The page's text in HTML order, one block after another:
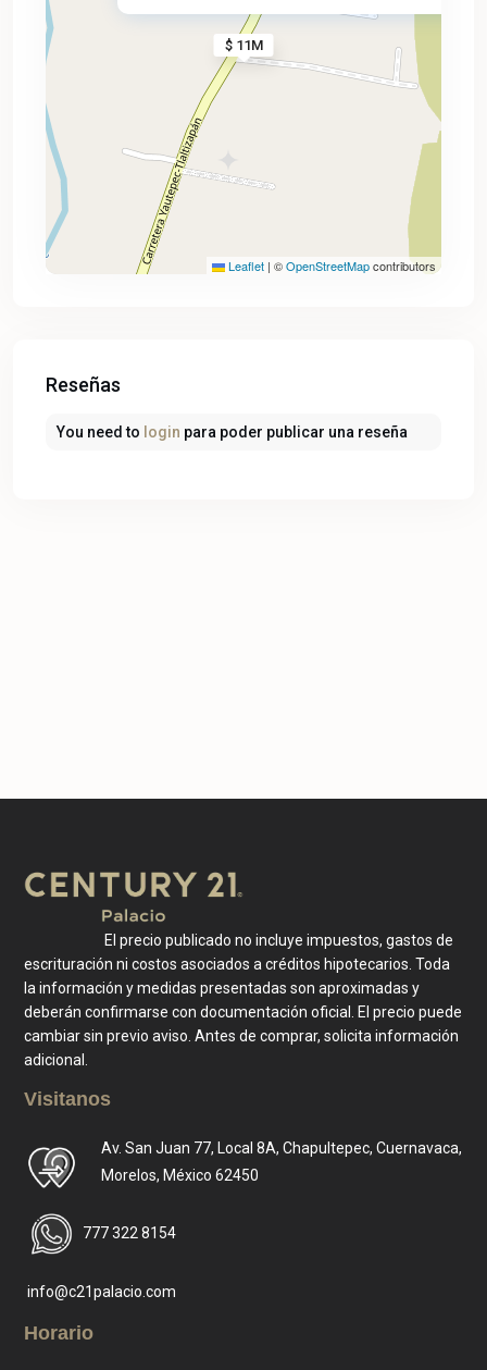
$ 11M
Leaflet | ©OpenStreetMapcontributors
Reseñas
You need to login para poder publicar una reseña
El precio publicado no incluye impuestos, gastos de
escrituración ni costos asociados a créditos hipotecarios. Toda
la información y medidas presentadas son aproximadas y
deberán confirmarse con documentación oficial. El precio puede
cambiar sin previo aviso. Antes de comprar, solicita información
adicional.
Visitanos
Av. San Juan 77, Local 8A, Chapultepec, Cuernavaca,
Morelos, México 62450
777 322 8154
info@c21palacio.com
Horario